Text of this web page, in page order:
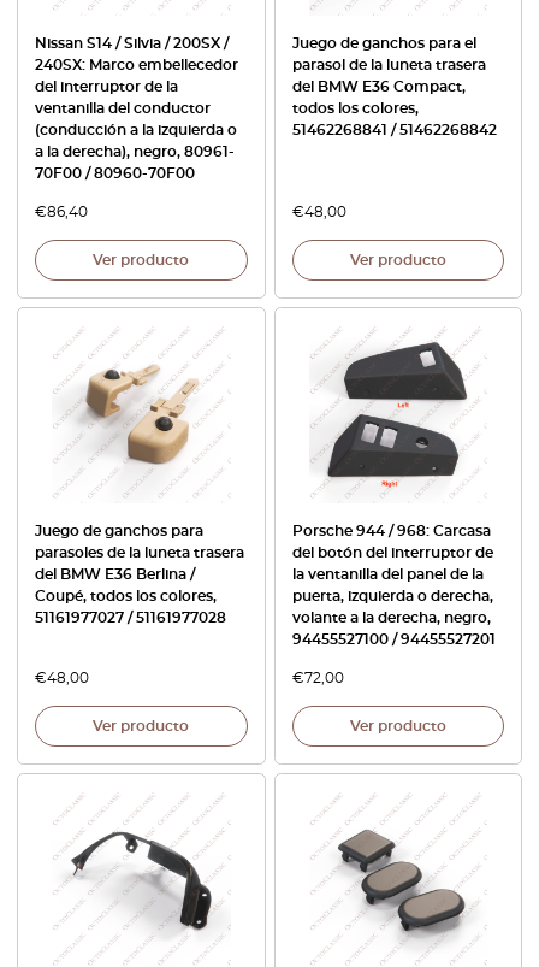
Nissan S14 / Silvia / 200SX /
240SX: Marco embellecedor
del interruptor de la
ventanilla del conductor
(conducción a la izquierda o
a la derecha), negro, 80961-
70F00 / 80960-70F00
€86,40
Ver producto
Juego de ganchos para el
parasol de la luneta trasera
del BMW E36 Compact,
todos los colores,
51462268841 / 51462268842
€48,00
Ver producto
Juego de ganchos para
parasoles de la luneta trasera
del BMW E36 Berlina /
Coupé, todos los colores,
51161977027 / 51161977028
€48,00
Ver producto
Porsche 944 / 968: Carcasa
del botón del interruptor de
la ventanilla del panel de la
puerta, izquierda o derecha,
volante a la derecha, negro,
94455527100 / 94455527201
€72,00
Ver producto